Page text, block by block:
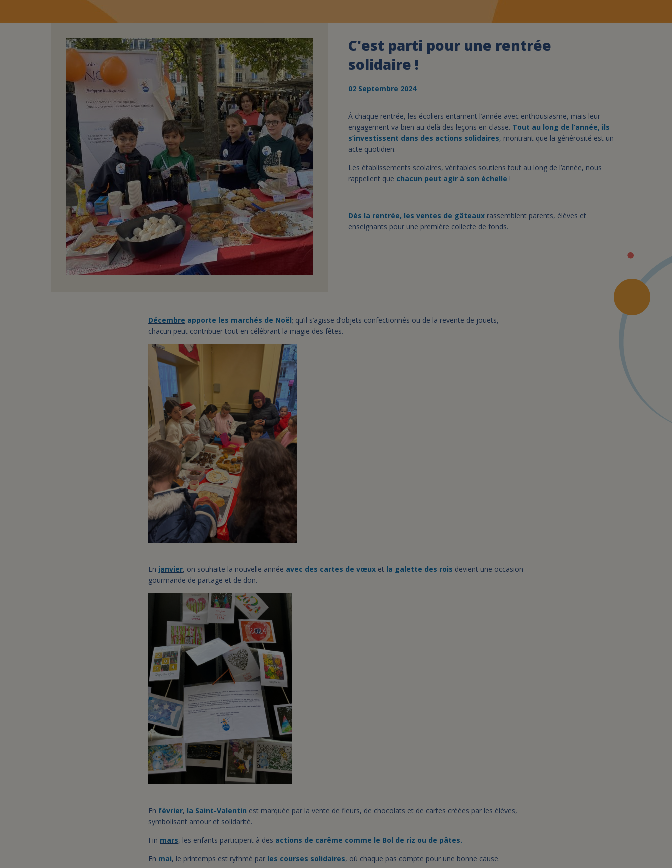
C'est parti pour une rentrée
solidaire !
02 Septembre 2024
À chaque rentrée, les écoliers entament l’année avec enthousiasme, mais leur
engagement va bien au-delà des leçons en classe. Tout au long de l’année, ils
s’investissent dans des actions solidaires, montrant que la générosité est un
acte quotidien.
Les établissements scolaires, véritables soutiens tout au long de l’année, nous
rappellent que chacun peut agir à son échelle !
Dès la rentrée, les ventes de gâteaux rassemblent parents, élèves et
enseignants pour une première collecte de fonds.
Décembre apporte les marchés de Noël; qu’il s’agisse d’objets confectionnés ou de la revente de jouets,
chacun peut contribuer tout en célébrant la magie des fêtes.
En janvier, on souhaite la nouvelle année avec des cartes de vœux et la galette des rois devient une occasion
gourmande de partage et de don.
En février, la Saint-Valentin est marquée par la vente de fleurs, de chocolats et de cartes créées par les élèves,
symbolisant amour et solidarité.
Fin mars, les enfants participent à des actions de carême comme le Bol de riz ou de pâtes.
En mai, le printemps est rythmé par les courses solidaires, où chaque pas compte pour une bonne cause.